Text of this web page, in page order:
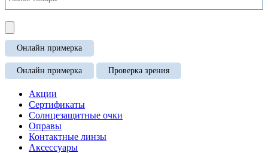
Онлайн примерка
Онлайн примерка Проверка зрения
Акции
Сертификаты
Солнцезащитные очки
Оправы
Контактные линзы
Аксессуары